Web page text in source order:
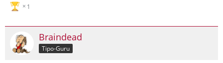
1
Braindead
Tipo-Guru